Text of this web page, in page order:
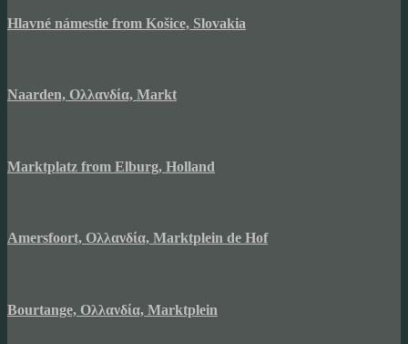
Hlavné námestie from Košice, Slovakia
Naarden, Ολλανδία, Markt
Marktplatz from Elburg, Holland
Amersfoort, Ολλανδία, Marktplein de Hof
Bourtange, Ολλανδία, Marktplein